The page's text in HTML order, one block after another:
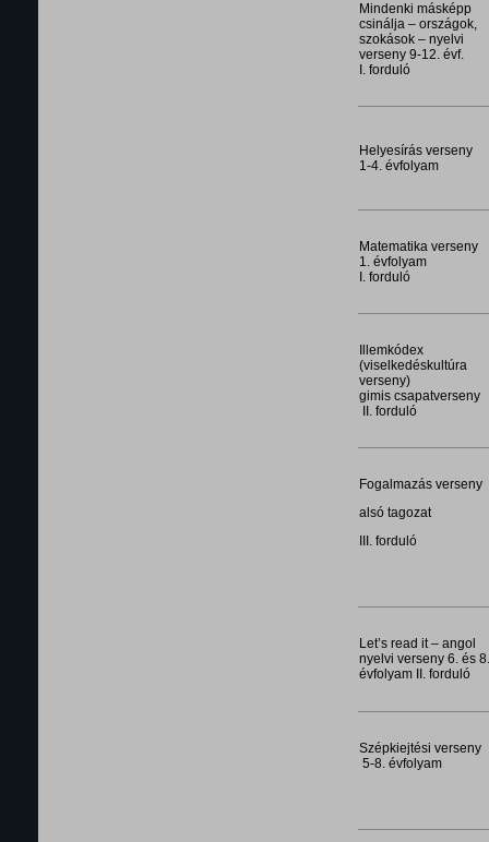
Mindenki másképp
csinálja – országok,
szokások – nyelvi
verseny 9-12. évf.
I. forduló
Helyesírás verseny
1-4. évfolyam
Matematika verseny
1. évfolyam
I. forduló
Illemkódex
(viselkedéskultúra
verseny)
gimis csapatverseny
II. forduló
Fogalmazás verseny
alsó tagozat
III. forduló
Let’s read it – angol
nyelvi verseny 6. és 8.
évfolyam II. forduló
Szépkiejtési verseny
5-8. évfolyam